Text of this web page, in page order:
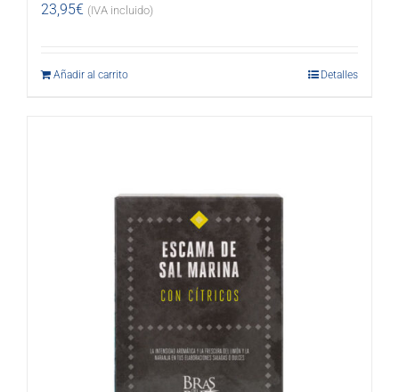
23,95€ (IVA incluido)
Añadir al carrito Detalles